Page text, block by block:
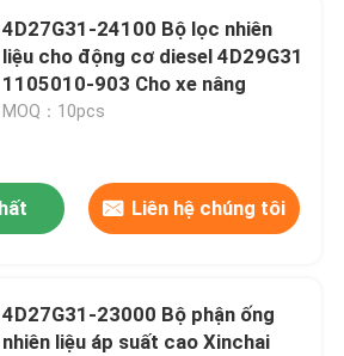
4D27G31-24100 Bộ lọc nhiên
liệu cho động cơ diesel 4D29G31
1105010-903 Cho xe nâng
MOQ：10pcs
Liên hệ chúng tôi
4D27G31-23000 Bộ phận ống
nhiên liệu áp suất cao Xinchai